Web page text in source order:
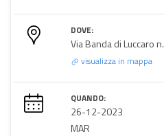
DOVE:
Via Banda di Luccaro
visualizza in mappa
QUANDO:
26-12-2023
MAR